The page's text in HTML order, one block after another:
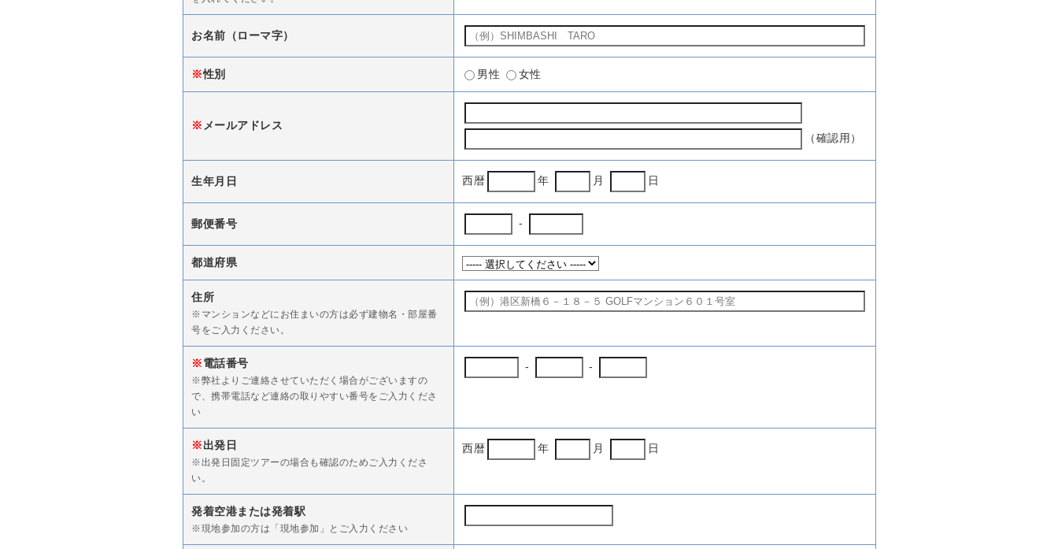
お名前（ローマ字）
※性別 男性 女性
※ メールアドレス
（確認用）
生年月日 西暦 年 月 日
郵便番号 -
都道府県
住所
※マンションなどにお住まいの方は必ず建物名・部屋番
号をご入力ください。
※電話番号
※弊社よりご連絡させていただく場合がございますの
で、携帯電話など連絡の取りやすい番号をご入力くださ
い
- -
※出発日
※出発日固定ツアーの場合も確認のためご入力くださ
い。
西暦 年 月 日
発着空港または発着駅
※現地参加の方は「現地参加」とご入力ください